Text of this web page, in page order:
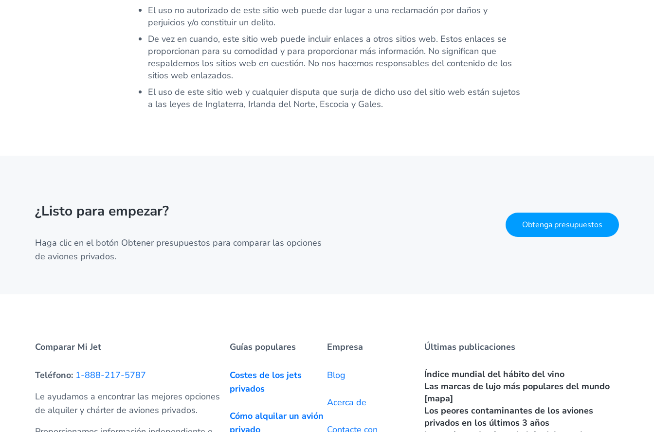
El uso no autorizado de este sitio web puede dar lugar a una reclamación por daños y
perjuicios y/o constituir un delito.
De vez en cuando, este sitio web puede incluir enlaces a otros sitios web. Estos enlaces se
proporcionan para su comodidad y para proporcionar más información. No significan que
respaldemos los sitios web en cuestión. No nos hacemos responsables del contenido de los
sitios web enlazados.
El uso de este sitio web y cualquier disputa que surja de dicho uso del sitio web están sujetos
a las leyes de Inglaterra, Irlanda del Norte, Escocia y Gales.
¿Listo para empezar?
Haga clic en el botón Obtener presupuestos para comparar las opciones
de aviones privados.
Obtenga presupuestos
Comparar Mi Jet
Teléfono: 1-888-217-5787
Le ayudamos a encontrar las mejores opciones
de alquiler y chárter de aviones privados.
Guías populares
Costes de los jets
privados
Cómo alquilar un avión
privado
Empresa
Blog
Acerca de
Contacte con
Últimas publicaciones
Índice mundial del hábito del vino
Las marcas de lujo más populares del mundo
[mapa]
Los peores contaminantes de los aviones
privados en los últimos 3 años